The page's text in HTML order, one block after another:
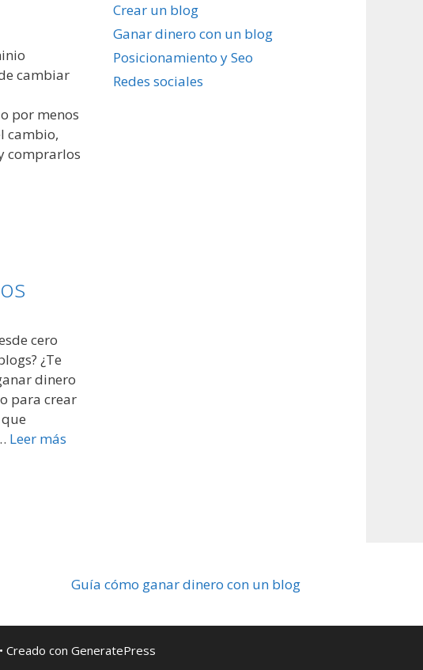
cambiar
por menos
cambio,
comprarlos
cero
¿Te
dinero
para crear
Leer más
Crear un blog
Ganar dinero con un blog
Posicionamiento y Seo
Redes sociales
Guía cómo ganar dinero con un blog
• Creado con GeneratePress